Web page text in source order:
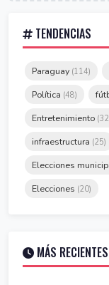
TENDENCIAS
Paraguay (114)
Política (48)
Entretenimiento
infraestructura (25)
Elecciones
Elecciones (20)
MÁS RECIENTES